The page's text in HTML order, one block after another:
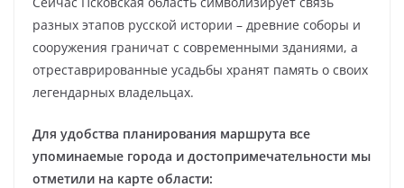
разных этапов русской истории – древние соборы и
сооружения граничат с современными зданиями, а
отреставрированные усадьбы хранят память о своих
легендарных владельцах.
Для удобства планирования маршрута все
упоминаемые города и достопримечательности мы
отметили на карте области: